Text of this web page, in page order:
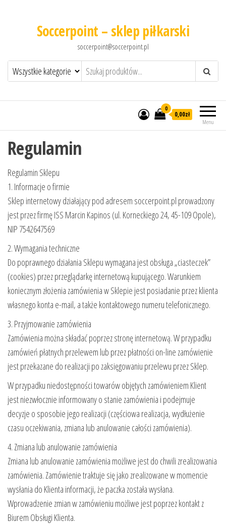
Soccerpoint – sklep piłkarski
soccerpoint@soccerpoint.pl
Menu
0
0,00zł
Regulamin
Regulamin Sklepu
1. Informacje o firmie
Sklep internetowy działający pod adresem soccerpoint.pl prowadzony
jest przez firmę ISS Marcin Kapinos (ul. Korneckiego 24, 45-109 Opole),
NIP 7542647569
2. Wymagania techniczne
Do poprawnego działania Sklepu wymagana jest obsługa „ciasteczek”
(cookies) przez przeglądarkę internetową kupującego. Warunkiem
koniecznym złożenia zamówienia w Sklepie jest posiadanie przez klienta
własnego konta e-mail, a także kontaktowego numeru telefonicznego.
3. Przyjmowanie zamówienia
Zamówienia można składać poprzez stronę internetową. W przypadku
zamówień płatnych przelewem lub przez płatności on-line zamówienie
jest przekazane do realizacji po zaksięgowaniu przelewu przez Sklep.
W przypadku niedostępności towarów objętych zamówieniem Klient
jest niezwłocznie informowany o stanie zamówienia i podejmuje
decyzje o sposobie jego realizacji (częściowa realizacja, wydłużenie
czasu oczekiwania, zmiana lub anulowanie całości zamówienia).
4. Zmiana lub anulowanie zamówienia
Zmiana lub anulowanie zamówienia możliwe jest do chwili zrealizowania
zamówienia. Zamówienie traktuje się jako zrealizowane w momencie
wysłania do Klienta informacji, że paczka została wysłana.
Wprowadzenie zmian w zamówieniu możliwe jest poprzez kontakt z
Biurem Obsługi Klienta.